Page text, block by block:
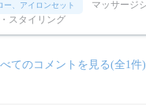
ー、アイロンセット
スタイリング
てのコメントを見る(全1件)